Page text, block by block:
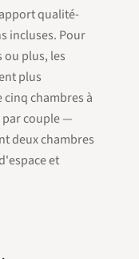
qualité-
incluses. Pour
ou plus, les
plus
cinq chambres à
par couple —
deux chambres
et